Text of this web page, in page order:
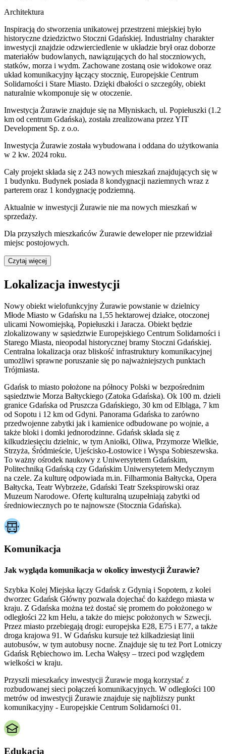
Architektura
Inspiracją do stworzenia unikatowej przestrzeni miejskiej było
historyczne dziedzictwo Stoczni Gdańskiej. Industrialny charakter
inwestycji znajdzie odzwierciedlenie w układzie brył oraz doborze
materiałów budowlanych, nawiązujących do hal stoczniowych,
statków, morza i wydm. Zachowane zostaną osie widokowe oraz
układ komunikacyjny łączący stocznię, Europejskie Centrum
Solidarności i Stare Miasto. Dzięki dbałości o szczegóły, obiekt
naturalnie wkomponuje się w otoczenie.
Inwestycja Żurawie znajduje się na Młyniskach, ul. Popiełuszki (1.2
km od centrum Gdańska), została zrealizowana przez YIT
Development Sp. z o.o.
Inwestycja Żurawie została wybudowana i oddana do użytkowania
w 2 kw. 2024 roku.
Cały projekt składa się z 243 nowych mieszkań znajdujących się w
1 budynku. Budynek posiada 8 kondygnacji naziemnych wraz z
parterem oraz 1 kondygnację podziemną.
Aktualnie w inwestycji Żurawie nie ma nowych mieszkań w
sprzedaży.
Dla przyszłych mieszkańców Żurawie deweloper nie przewidział
miejsc postojowych.
Czytaj więcej
Lokalizacja inwestycji
Nowy obiekt wielofunkcyjny Żurawie powstanie w dzielnicy
Młode Miasto w Gdańsku na 1,55 hektarowej działce, otoczonej
ulicami Nowomiejską, Popiełuszki i Jaracza. Obiekt będzie
zlokalizowany w sąsiedztwie Europejskiego Centrum Solidarności i
Starego Miasta, nieopodal historycznej bramy Stoczni Gdańskiej.
Centralna lokalizacja oraz bliskość infrastruktury komunikacyjnej
umożliwi sprawne poruszanie się po najważniejszych punktach
Trójmiasta.
Gdańsk to miasto położone na północy Polski w bezpośrednim
sąsiedztwie Morza Bałtyckiego (Zatoka Gdańska). Ok 100 m. dzieli
granice Gdańska od Pruszcza Gdańskiego, 30 km od Elbląga, 7 km
od Sopotu i 12 km od Gdyni. Panorama Gdańska to zarówno
przedwojenne zabytki jak i kamienice odbudowane po wojnie, a
także bloki i domki jednorodzinne. Gdańsk składa się z
kilkudziesięciu dzielnic, w tym Aniołki, Oliwa, Przymorze Wielkie,
Strzyża, Śródmieście, Ujeścisko-Łostowice i Wyspa Sobieszewska.
To ważny ośrodek naukowy z Uniwersytetem Gdańskim,
Politechniką Gdańską czy Gdańskim Uniwersytetem Medycznym
na czele. Za kulturę odpowiada m.in. Filharmonia Bałtycka, Opera
Bałtycka, Teatr Wybrzeże, Gdański Teatr Szekspirowski oraz
Muzeum Narodowe. Ofertę kulturalną uzupełniają zabytki od
średniowiecznych po te najnowsze (Stocznia Gdańska).
Komunikacja
Jak wygląda komunikacja w okolicy inwestycji Żurawie?
Szybka Kolej Miejska łączy Gdańsk z Gdynią i Sopotem, z kolei
dworzec Gdańsk Główny pozwala dojechać do każdego miasta w
kraju. Z Gdańska można też dostać się promem do położonego w
odległości 22 km Helu, a także do miejsc położonych w Szwecji.
Przez miasto przebiegają drogi: europejska E28, E75 i E77, a także
droga krajowa 91. W Gdańsku kursuje też kilkadziesiąt linii
autobusów, w tym autobusy nocne. Znajduje się tu też Port Lotniczy
Gdańsk Rębiechowo im. Lecha Wałęsy – trzeci pod względem
wielkości w kraju.
Przyszli mieszkańcy inwestycji Żurawie mogą korzystać z
rozbudowanej sieci połączeń komunikacyjnych. W odległości 100
metrów od inwestycji Żurawie znajduje się najbliższy punkt
komunikacyjny - Europejskie Centrum Solidarności 01.
Edukacja